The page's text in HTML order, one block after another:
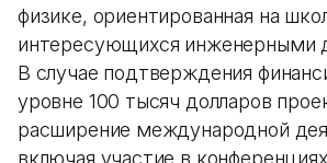
физике, ориентированная на
интересующихся инженерными
В случае подтверждения
уровне 100 тысяч долларов
расширение международной
включая участие в